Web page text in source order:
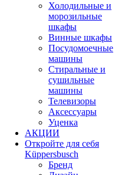
Холодильные и
морозильные
шкафы
Винные шкафы
Посудомоечные
машины
Стиральные и
сушильные
машины
Телевизоры
Аксессуары
Уценка
АКЦИИ
Откройте для себя
Küppersbusch
Бренд